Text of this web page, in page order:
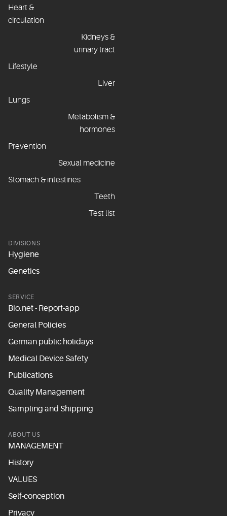
Heart &
circulation
Kidneys &
urinary tract
Lifestyle
Liver
Lungs
Metabolism &
hormones
Prevention
Sexual medicine
Stomach & intestines
Teeth
Test list
DIVISIONS
Hygiene
Genetics
SERVICE
Bio.net - Report-app
General Policies
German public holidays
Medical Device Safety
Publications
Quality Management
Sampling and Shipping
ABOUT US
MANAGEMENT
History
VALUES
Self-conception
Privacy